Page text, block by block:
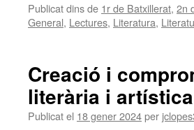
Publicat dins de 1r de Batxillerat, 2n
General, Lectures, Literatura,
Creació i
literària i artística
Publicat el 18 gener 2024per